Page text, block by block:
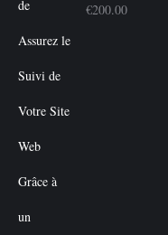
€200.00